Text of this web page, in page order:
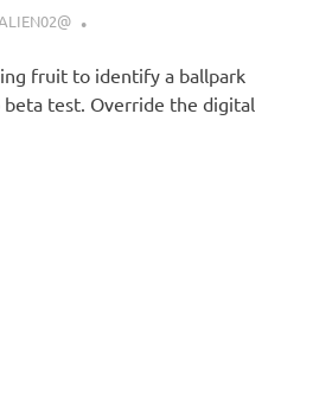
fruit to identify a ballpark
test. Override the digital